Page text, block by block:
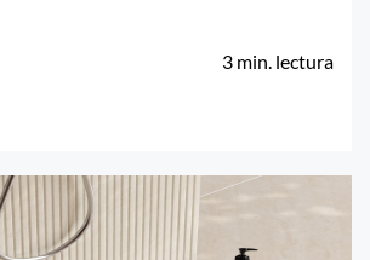
3 min. lectura